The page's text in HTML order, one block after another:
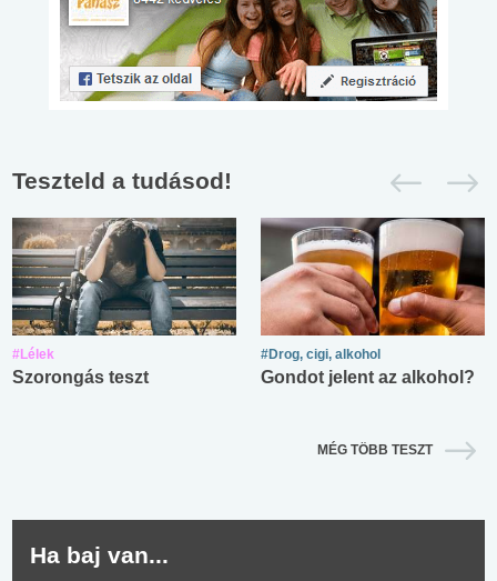
Teszteld a tudásod!
#Lélek
Szorongás teszt
#Drog, cigi, alkohol
Gondot jelent az alkohol?
MÉG TÖBB TESZT
Ha baj van...